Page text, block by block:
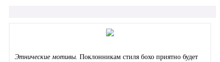
Этнические мотивы. Поклонникам стиля бохо приятно будет